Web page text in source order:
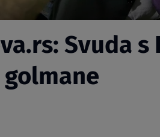
Svuda s